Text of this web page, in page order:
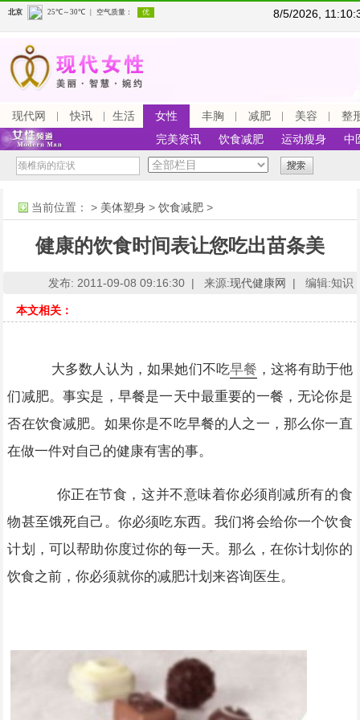
8/5/2026,
现代网 快讯 生活 女性 丰胸 减肥 美容
整
完美资讯
饮食减肥 运动瘦身 中
当前位置： > 美体塑身 >饮食减肥 >
健康的饮食时间表让您吃出苗条美
发布: 2011-09-08 09:16:30 | 来源:现代健康网 | 编辑:知识
本文相关：
大多数人认为，如果她们不吃早餐 ，这将有助于他
们减肥。事实是，早餐是一天中最重要的一餐，无论你是
否在饮食减肥。如果你是不吃早餐的人之一，那么你一直
在做一件对自己的健康有害的事。
你正在节食，这并不意味着你必须削减所有的食
物甚至饿死自己。你必须吃东西。我们将会给你一个饮食
计划，可以帮助你度过你的每一天。那么，在你计划你的
饮食之前，你必须就你的减肥计划来咨询医生。